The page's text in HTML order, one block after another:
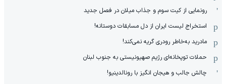
رونمایی از کیت سوم و جذاب میلان در فصل جدید
استخراج لیست ایران از دل مسابقات دوستانه!
مادرید به‌خاطر رودری گریه نمی‌کند!
حملات توپخانه‌ای رژیم صهیونیستی به جنوب لبنان
چالش جالب و هیجان انگیز با رونالدینیو!